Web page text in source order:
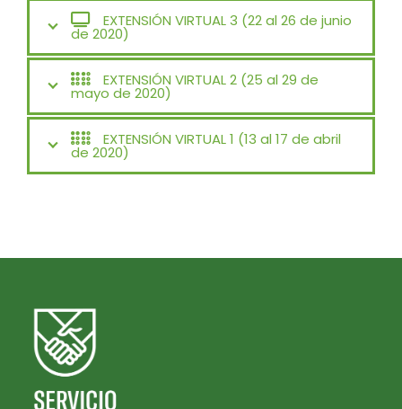
EXTENSIÓN VIRTUAL 3 (22 al 26 de junio
de 2020)
EXTENSIÓN VIRTUAL 2 (25 al 29 de
mayo de 2020)
EXTENSIÓN VIRTUAL 1 (13 al 17 de abril
de 2020)